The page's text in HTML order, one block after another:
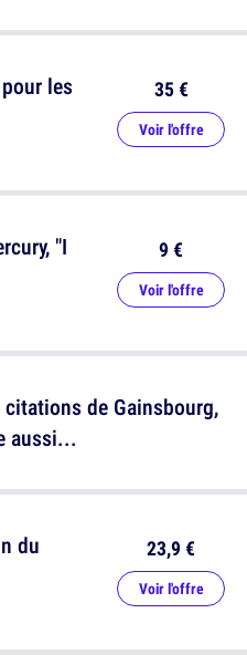
les
35 €
Voir l'offre
de Gainsbourg,
aussi...
"I
9 €
Voir l'offre
du
23,9 €
Voir l'offre